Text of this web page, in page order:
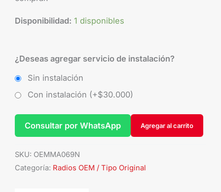
Disponibilidad: 1 disponibles
¿Deseas agregar servicio de instalación?
Sin instalación
Con instalación (+$30.000)
Agregar al carrito
Consultar por WhatsApp
SKU: OEMMA069N
Categoría: Radios OEM / Tipo Original